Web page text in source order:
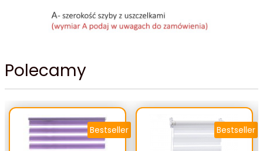
2212
Polecamy
Bestseller Bestseller